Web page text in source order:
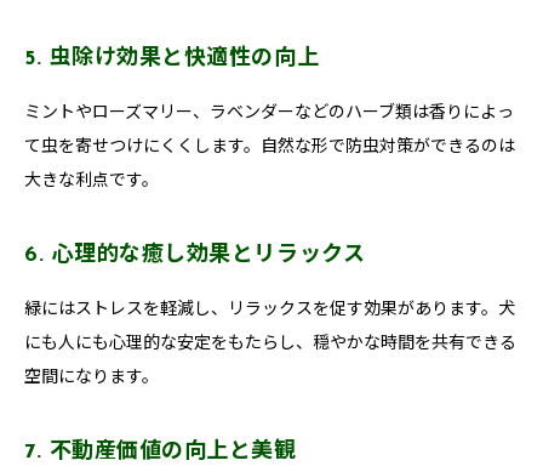
5. 虫除け効果と快適性の向上
ミントやローズマリー、ラベンダーなどのハーブ類は香りによっ
て虫を寄せつけにくくします。自然な形で防虫対策ができるのは
大きな利点です。
6. 心理的な癒し効果とリラックス
緑にはストレスを軽減し、リラックスを促す効果があります。犬
にも人にも心理的な安定をもたらし、穏やかな時間を共有できる
空間になります。
7. 不動産価値の向上と美観